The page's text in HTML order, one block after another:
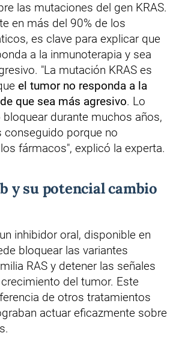
las mutaciones del gen KRAS.
en más del 90% de los
es clave para explicar que
a la inmunoterapia y sea
"La mutación KRAS es
el tumor no responda a la
que sea más agresivo. Lo
durante muchos años,
conseguido porque no
fármacos", explicó la experta.
y su potencial cambio
inhibidor oral, disponible en
bloquear las variantes
RAS y detener las señales
del tumor. Este
de otros tratamientos
actuar eficazmente sobre